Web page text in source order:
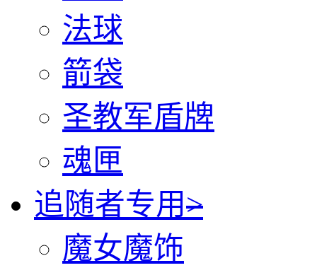
法球
箭袋
圣教军盾牌
魂匣
追随者专用>
魔女魔饰